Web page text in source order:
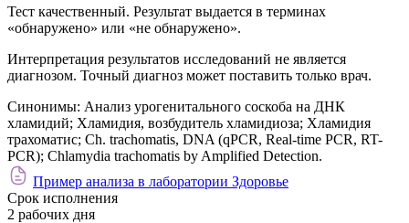
Тест качественный. Результат выдается в терминах
«обнаружено» или «не обнаружено».
Интерпретация результатов исследований не является
диагнозом. Точный диагноз может поставить только врач.
Синонимы: Анализ урогенитального соскоба на ДНК
хламидий; Хламидия, возбудитель хламидиоза; Хламидия
трахоматис; Ch. trachomatis, DNA (qPCR, Real-time PCR, RT-
PCR); Chlamydia trachomatis by Amplified Detection.
Пример анализа в лаборатории Здоровье
Срок исполнения
2 рабочих дня